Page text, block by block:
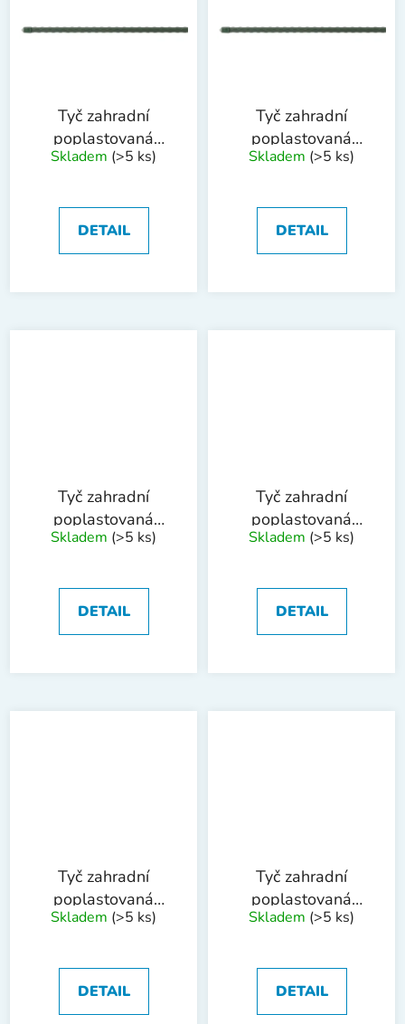
Tyč zahradní
poplastovaná
8mmx120cm
Skladem (>5 ks)
DETAIL
Tyč zahradní
poplastovaná
11mmx210cm
Skladem (>5 ks)
DETAIL
Tyč zahradní
poplastovaná
16mmx180cm
Skladem (>5 ks)
DETAIL
Tyč zahradní
poplastovaná
20mmx180cm
Skladem (>5 ks)
DETAIL
Tyč zahradní
poplastovaná
8mmx90cm
Skladem (>5 ks)
DETAIL
Tyč zahradní
poplastovaná
16mmx210cm
Skladem (>5 ks)
DETAIL